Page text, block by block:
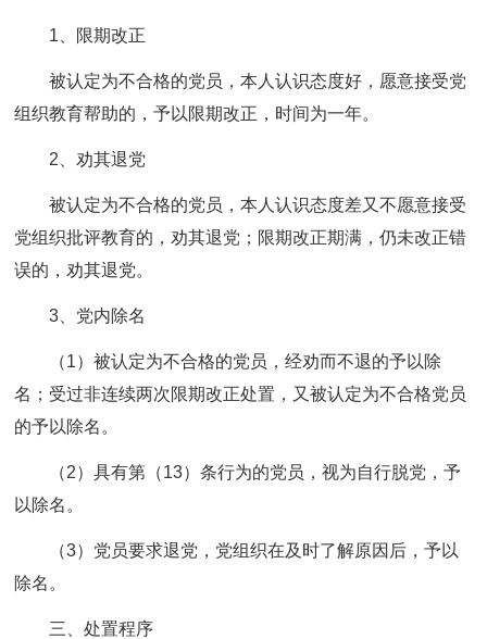
1、限期改正
被认定为不合格的党员，本人认识态度好，愿意接受党
组织教育帮助的，予以限期改正，时间为一年。
2、劝其退党
被认定为不合格的党员，本人认识态度差又不愿意接受
党组织批评教育的，劝其退党；限期改正期满，仍未改正错
误的，劝其退党。
3、党内除名
（1）被认定为不合格的党员，经劝而不退的予以除
名；受过非连续两次限期改正处置，又被认定为不合格党员
的予以除名。
（2）具有第（13）条行为的党员，视为自行脱党，予
以除名。
（3）党员要求退党，党组织在及时了解原因后，予以
除名。
三、处置程序